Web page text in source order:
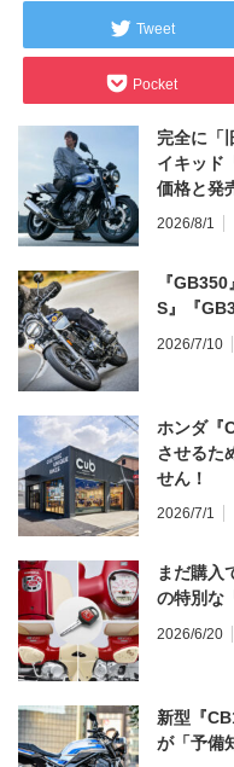
Tweet
Pocket
完全に「
イキッド
価格と発
2026/8/1
『
S』『
2026/7/10
ホンダ『
させるた
せん！
2026/7/1
まだ購入
の特別な
2026/6/20
新型『
が「予備